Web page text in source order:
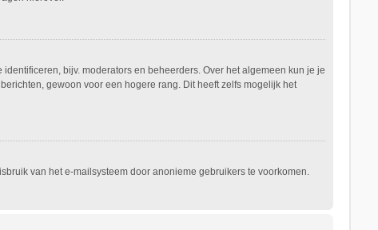
bijv. moderators en beheerders. Over het algemeen kun je je
gewoon voor een hogere rang. Dit heeft zelfs mogelijk het
van het e-mailsysteem door anonieme gebruikers te voorkomen.